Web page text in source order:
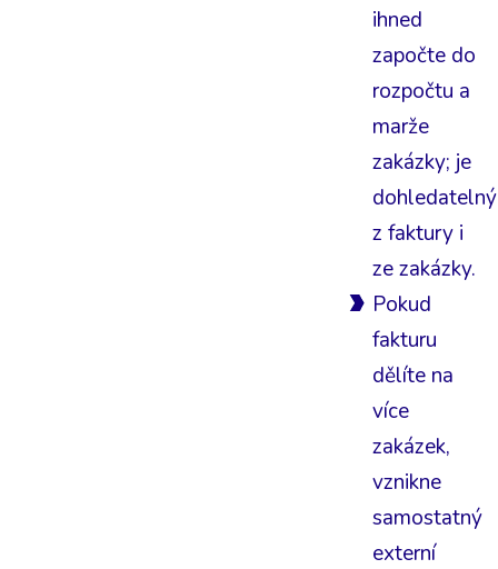
ihned
započte do
rozpočtu a
marže
zakázky; je
dohledatelný
z faktury i
ze zakázky.
Pokud
fakturu
dělíte na
více
zakázek,
vznikne
samostatný
externí